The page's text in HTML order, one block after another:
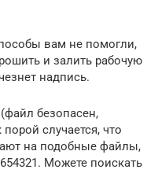
вам не помогли,
и залить рабочую
надпись.
безопасен,
случается, что
на подобные файлы,
Можете поискать